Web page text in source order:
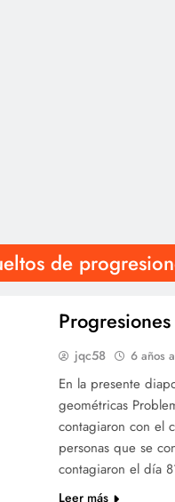
de
jqc58 6 años
En la presente
geométricas
contagiaron con el
personas que se
contagiaron el día
Leer más